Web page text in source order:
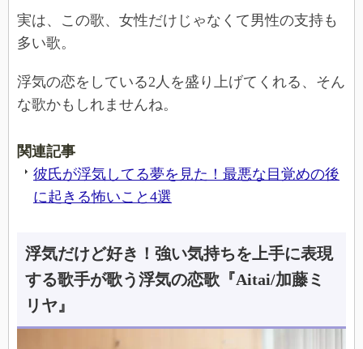
実は、この歌、女性だけじゃなくて男性の支持も
多い歌。
浮気の恋をしている2人を盛り上げてくれる、そん
な歌かもしれませんね。
関連記事
彼氏が浮気してる夢を見た！最悪な目覚めの後
に起きる怖いこと4選
浮気だけど好き！強い気持ちを上手に表現
する歌手が歌う浮気の恋歌『Aitai/加藤ミ
リヤ』